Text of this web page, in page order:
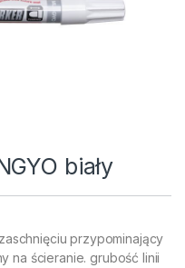
biały
przypominający
na ścieranie. grubość linii